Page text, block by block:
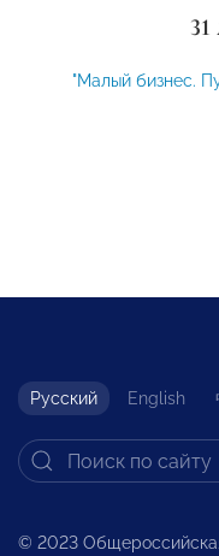
31
"Малый бизнес.
Русский English
© 2023